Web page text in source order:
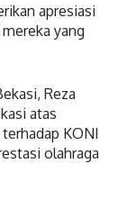
apresiasi
yang
Reza
atas
KONI
olahraga